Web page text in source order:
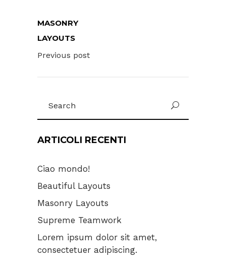
MASONRY
LAYOUTS
Previous post
for:
ARTICOLI RECENTI
Ciao mondo!
Beautiful Layouts
Masonry Layouts
Supreme Teamwork
Lorem ipsum dolor sit amet,
consectetuer adipiscing.